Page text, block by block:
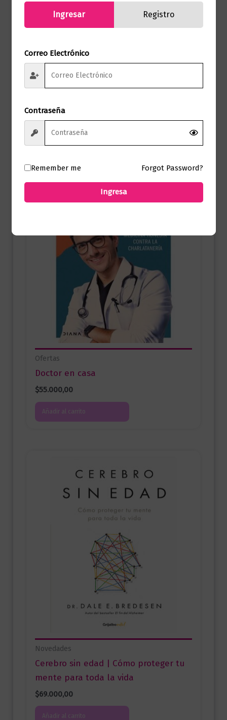
Salud
Cómo funciona la comida | La historia
Añadir al carrito
Ofertas
Doctor en casa
$55.000,00
Añadir al carrito
Novedades
Cerebro sin edad | Cómo proteger tu
mente para toda la vida
$69.000,00
Añadir al carrito
Ingresar Registro
Correo Electrónico
Contraseña
Remember me Forgot Password?
Ingresa